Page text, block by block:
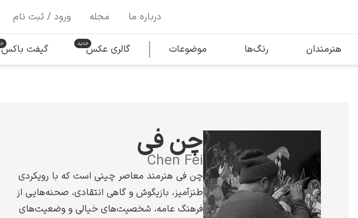
محبوب‌ترین هنرمندان
ونسان ون گوگ
درباره ما مجله ورود / ثبت نام
هنرمندان رنگ‌ها موضوعات گالری عکس گیفت باکس
چن فی
Chen Fei
چن فی هنرمند معاصر چینی است که با رویکردی
طنزآمیز، بازیگوش و گاهی انتقادی، صحنه‌هایی از
فرهنگ عامه، شخصیت‌های خیالی و وضعیت‌های